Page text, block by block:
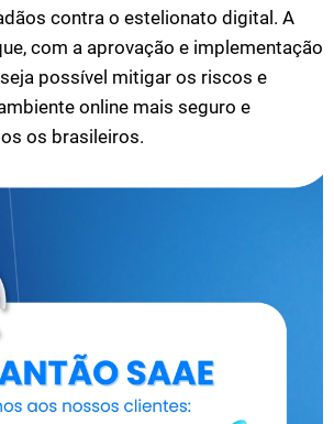
contra o estelionato digital. A
com a aprovação e implementação
possível mitigar os riscos e
online mais seguro e
os brasileiros.